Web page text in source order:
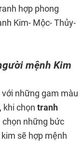
hợp phong
Kim- Mộc- Thủy-
mệnh Kim
những gam màu
khi chọn tranh
chọn những bức
sẽ hợp mệnh